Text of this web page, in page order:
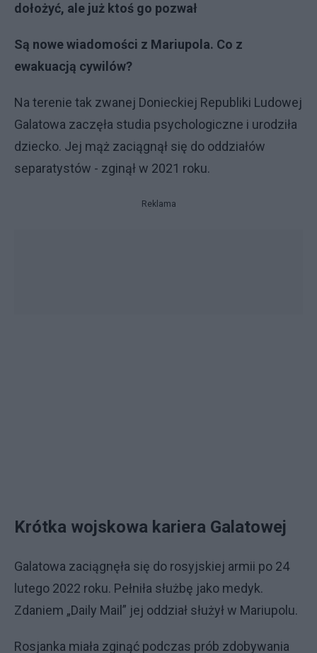
dołożyć, ale już ktoś go pozwał
Są nowe wiadomości z Mariupola. Co z
ewakuacją cywilów?
Na terenie tak zwanej Donieckiej Republiki Ludowej
Galatowa zaczęła studia psychologiczne i urodziła
dziecko. Jej mąż zaciągnął się do oddziałów
separatystów - zginął w 2021 roku.
Reklama
Krótka wojskowa kariera Galatowej
Galatowa zaciągnęła się do rosyjskiej armii po 24
lutego 2022 roku. Pełniła służbę jako medyk.
Zdaniem „Daily Mail” jej oddział służył w Mariupolu.
Rosjanka miała zginąć podczas prób zdobywania